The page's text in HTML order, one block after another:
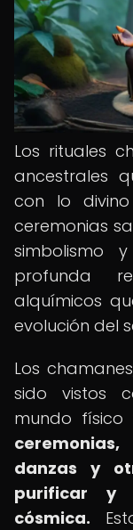
Los rituales
ancestrales
con lo
ceremonias
simbolismo
profunda
alquímicos
evolución del
Los
sido vistos
mundo físico
danzas y
purificar y
cósmica.